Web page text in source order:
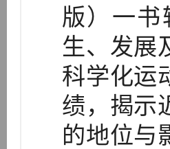
版）一
生、发展
科学化运
绩，揭示
的地位与